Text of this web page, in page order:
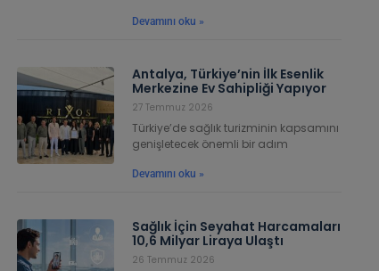
Devamını oku »
Antalya, Türkiye’nin İlk Esenlik
Merkezine Ev Sahipliği Yapıyor
27 Temmuz 2026
Türkiye’de sağlık turizminin kapsamını
genişletecek önemli bir adım
Devamını oku »
Sağlık İçin Seyahat Harcamaları
10,6 Milyar Liraya Ulaştı
26 Temmuz 2026